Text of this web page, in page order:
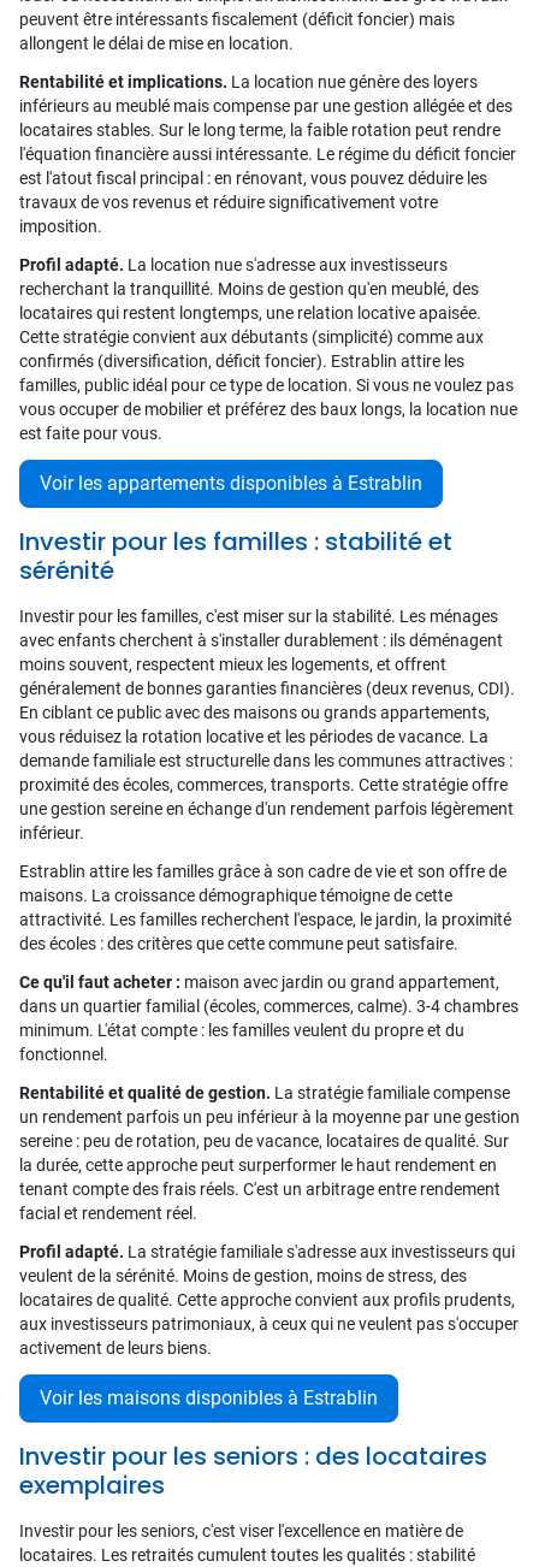
peuvent être intéressants fiscalement (déficit foncier) mais
allongent le délai de mise en location.
Rentabilité et implications. La location nue génère des loyers
inférieurs au meublé mais compense par une gestion allégée et des
locataires stables. Sur le long terme, la faible rotation peut rendre
l'équation financière aussi intéressante. Le régime du déficit foncier
est l'atout fiscal principal : en rénovant, vous pouvez déduire les
travaux de vos revenus et réduire significativement votre
imposition.
Profil adapté. La location nue s'adresse aux investisseurs
recherchant la tranquillité. Moins de gestion qu'en meublé, des
locataires qui restent longtemps, une relation locative apaisée.
Cette stratégie convient aux débutants (simplicité) comme aux
confirmés (diversification, déficit foncier). Estrablin attire les
familles, public idéal pour ce type de location. Si vous ne voulez pas
vous occuper de mobilier et préférez des baux longs, la location nue
est faite pour vous.
Voir les appartements disponibles à Estrablin
Investir pour les familles : stabilité et
sérénité
Investir pour les familles, c'est miser sur la stabilité. Les ménages
avec enfants cherchent à s'installer durablement : ils déménagent
moins souvent, respectent mieux les logements, et offrent
généralement de bonnes garanties financières (deux revenus, CDI).
En ciblant ce public avec des maisons ou grands appartements,
vous réduisez la rotation locative et les périodes de vacance. La
demande familiale est structurelle dans les communes attractives :
proximité des écoles, commerces, transports. Cette stratégie offre
une gestion sereine en échange d'un rendement parfois légèrement
inférieur.
Estrablin attire les familles grâce à son cadre de vie et son offre de
maisons. La croissance démographique témoigne de cette
attractivité. Les familles recherchent l'espace, le jardin, la proximité
des écoles : des critères que cette commune peut satisfaire.
Ce qu'il faut acheter : maison avec jardin ou grand appartement,
dans un quartier familial (écoles, commerces, calme). 3-4 chambres
minimum. L'état compte : les familles veulent du propre et du
fonctionnel.
Rentabilité et qualité de gestion. La stratégie familiale compense
un rendement parfois un peu inférieur à la moyenne par une gestion
sereine : peu de rotation, peu de vacance, locataires de qualité. Sur
la durée, cette approche peut surperformer le haut rendement en
tenant compte des frais réels. C'est un arbitrage entre rendement
facial et rendement réel.
Profil adapté. La stratégie familiale s'adresse aux investisseurs qui
veulent de la sérénité. Moins de gestion, moins de stress, des
locataires de qualité. Cette approche convient aux profils prudents,
aux investisseurs patrimoniaux, à ceux qui ne veulent pas s'occuper
activement de leurs biens.
Voir les maisons disponibles à Estrablin
Investir pour les seniors : des locataires
exemplaires
Investir pour les seniors, c'est viser l'excellence en matière de
locataires. Les retraités cumulent toutes les qualités : stabilité